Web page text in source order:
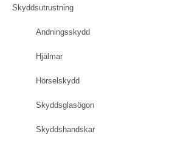
Skyddsutrustning
Andningsskydd
Hjälmar
Hörselskydd
Skyddsglasögon
Skyddshandskar